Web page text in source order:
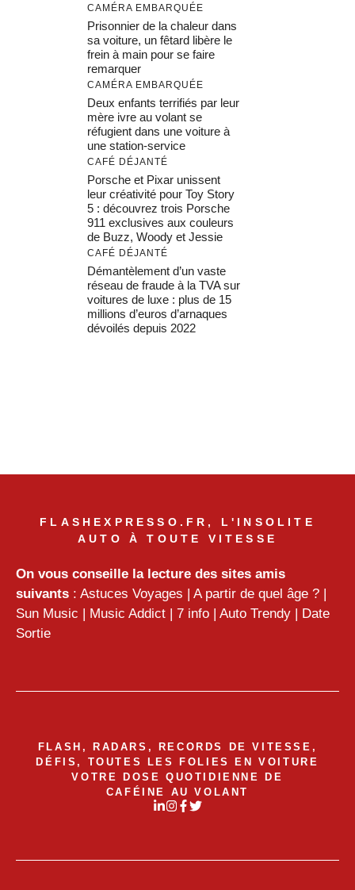
CAMÉRA EMBARQUÉE
Prisonnier de la chaleur dans
sa voiture, un fêtard libère le
frein à main pour se faire
remarquer
CAMÉRA EMBARQUÉE
Deux enfants terrifiés par leur
mère ivre au volant se
réfugient dans une voiture à
une station-service
CAFÉ DÉJANTÉ
Porsche et Pixar unissent
leur créativité pour Toy Story
5 : découvrez trois Porsche
911 exclusives aux couleurs
de Buzz, Woody et Jessie
CAFÉ DÉJANTÉ
Démantèlement d’un vaste
réseau de fraude à la TVA sur
voitures de luxe : plus de 15
millions d’euros d’arnaques
dévoilés depuis 2022
FLASHEXPRESSO.FR, L'INSOLITE
AUTO À TOUTE VITESSE
On vous conseille la lecture des sites amis
suivants : Astuces Voyages A partir de quel âge ?
Sun Music
Music Addict 7 info Auto Trendy
Date
Sortie
FLASH, RADARS, RECORDS DE VITESSE,
DÉFIS, TOUTES LES FOLIES EN VOITURE
VOTRE DOSE QUOTIDIENNE DE
CAFÉINE AU VOLANT